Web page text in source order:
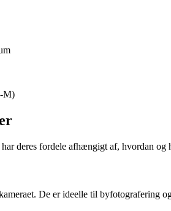
M)
deres fordele afhængigt af, hvordan og
De er ideelle til byfotografering